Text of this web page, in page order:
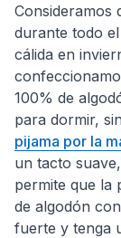
Consideramos
durante todo
cálida en
100% de
para dormir,
pijama por la
un tacto
permite que la
de algodón
fuerte y tenga